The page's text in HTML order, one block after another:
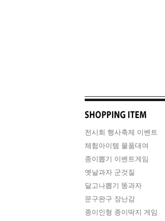
전시회 행사축제 이벤트
체험아이템 물품대여
종이뽑기 이벤트게임
옛날과자 군것질
달고나뽑기 똥과자
문구완구 장난감
종이인형 종이딱지 게임